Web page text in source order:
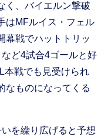
く、バイエルン撃破
はMFルイス・フェル
幕戦でハットトリッ
ど4試合4ゴールと好
本戦でも見受けられ
なものになってくる
を繰り広げると予想